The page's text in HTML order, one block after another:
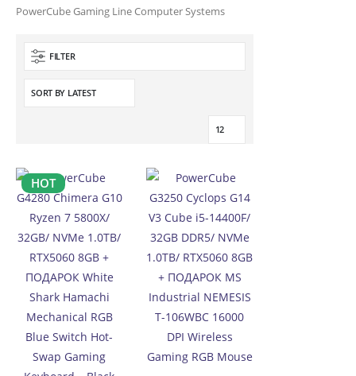
PowerCube Gaming Line Computer Systems
FILTER
HOT